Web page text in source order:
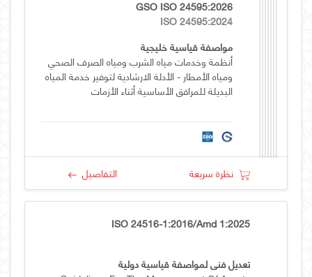
GSO ISO 24595:2026
ISO 24595:2024
مواصفة قياسية خليجية
أنظمة وخدمات مياه الشرب ومياه الصرف الصحي
ومياه الأمطار - الأدلة الارشادية لتوفير خدمة المياه
البديلة للمرافق الأساسية أثناء الأزمات
نظرة سريعة التفاصيل
ISO 24516-1:2016/Amd 1:2025
تعديل فني لمواصفة قياسية دولية